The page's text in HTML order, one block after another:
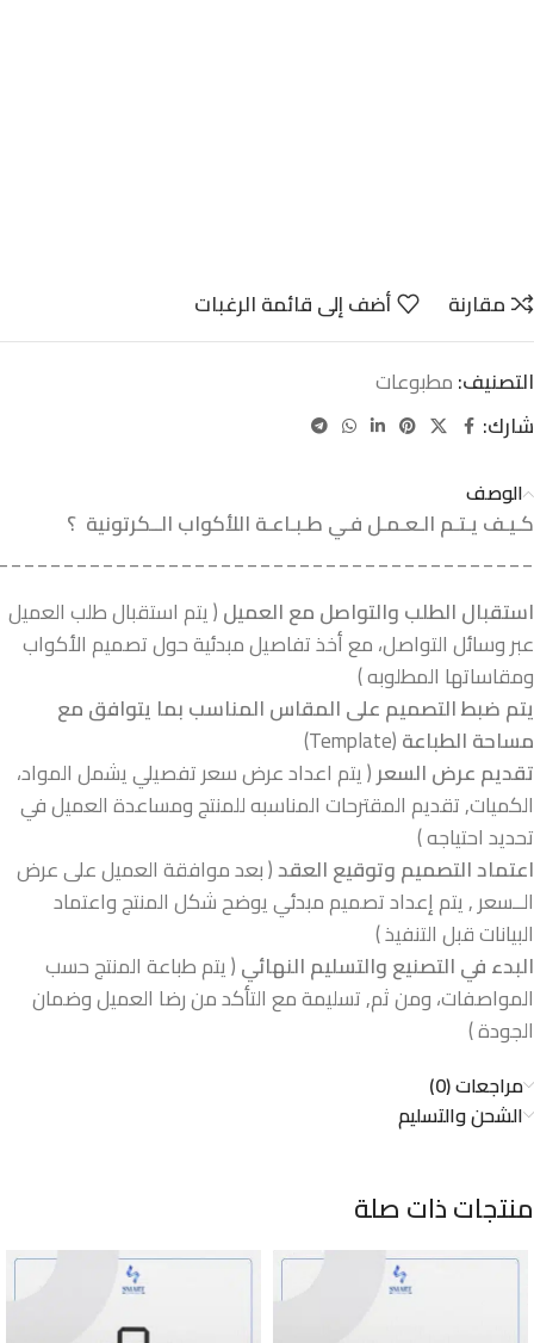
مقارنة أضف إلى قائمة الرغبات
التصنيف:مطبوعات
شارك:
الوصف
كـيـف يـتـم الـعـمـل فـي طـبـاعـة اللأكواب الــكرتونية ؟
استقبال الطلب والتواصل مع العميل( يتم استقبال طلب العميل
عبر وسائل التواصل، مع أخذ تفاصيل مبدئية حول تصميم الأكواب
ومقاساتها المطلوبه )
يتم ضبط التصميم على المقاس المناسب بما يتوافق مع
مساحة الطباعة(Template)
تقديم عرض السعر( يتم اعداد عرض سعر تفصيلي يشمل المواد،
الكميات, تقديم المقترحات المناسبه للمنتج ومساعدة العميل في
تحديد احتياجه )
اعتماد التصميم وتوقيع العقد( بعد موافقة العميل على عرض
الــسعر , يتم إعداد تصميم مبدئي يوضح شكل المنتج واعتماد
البيانات قبل التنفيذ )
البدء في التصنيع والتسليم النهائي( يتم طباعة المنتج حسب
المواصفات، ومن ثم, تسليمة مع التأكد من رضا العميل وضمان
الجودة )
مراجعات (0)
الشحن والتسليم
منتجات ذات صلة